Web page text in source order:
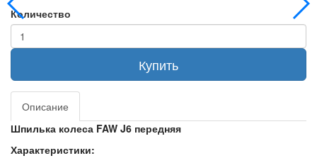
Количество
Купить
Описание
Шпилька колеса FAW J6 передняя
Характеристики: